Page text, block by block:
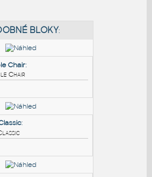
PODOBNÉ BLOKY
Chair
Chair